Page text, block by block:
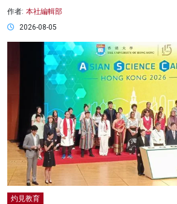
作者: 本社編輯部
2026-08-05
灼見教育